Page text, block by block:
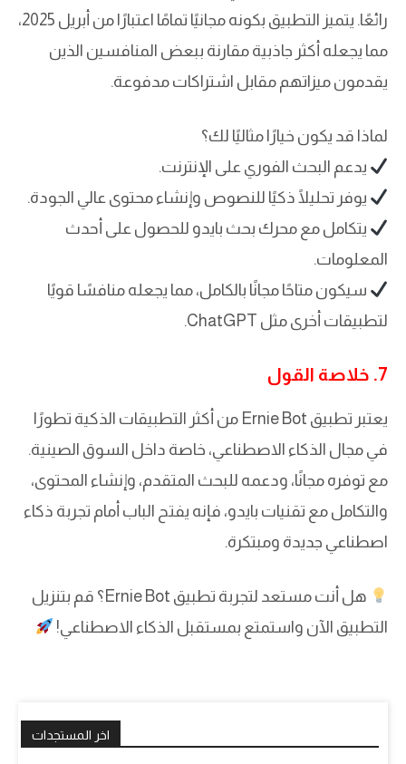
رائعًا. يتميز التطبيق بكونه مجانيًا تمامًا اعتبارًا من أبريل 2025،
مما يجعله أكثر جاذبية مقارنة ببعض المنافسين الذين
يقدمون ميزاتهم مقابل اشتراكات مدفوعة.
لماذا قد يكون خيارًا مثاليًا لك؟
يدعم البحث الفوري على الإنترنت.
يوفر تحليلًا ذكيًا للنصوص وإنشاء محتوى عالي الجودة.
يتكامل مع محرك بحث بايدو للحصول على أحدث
المعلومات.
سيكون متاحًا مجانًا بالكامل، مما يجعله منافسًا قويًا
لتطبيقات أخرى مثل ChatGPT.
7. خلاصة القول
يعتبر تطبيق Ernie Bot من أكثر التطبيقات الذكية تطورًا
في مجال الذكاء الاصطناعي، خاصة داخل السوق الصينية.
مع توفره مجانًا، ودعمه للبحث المتقدم، وإنشاء المحتوى،
والتكامل مع تقنيات بايدو، فإنه يفتح الباب أمام تجربة ذكاء
اصطناعي جديدة ومبتكرة.
هل أنت مستعد لتجربة تطبيق Ernie Bot؟ قم بتنزيل
التطبيق الآن واستمتع بمستقبل الذكاء الاصطناعي!
اخر المستجدات